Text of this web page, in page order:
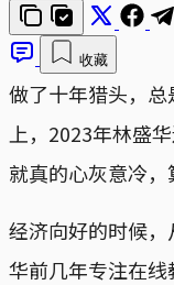
收藏
做了十年猎头，
上，2023年林盛
就真的心灰意冷
经济向好的时候
华前几年专注在